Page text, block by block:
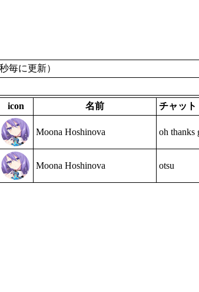
毎に更新）
icon 名前 チャット
Moona Hoshinova oh thanks
Moona Hoshinova otsu